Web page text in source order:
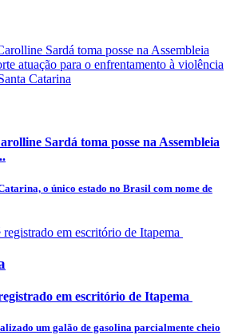
Sardá toma posse na Assembleia
o único estado no Brasil com nome de
em escritório de Itapema
um galão de gasolina parcialmente cheio